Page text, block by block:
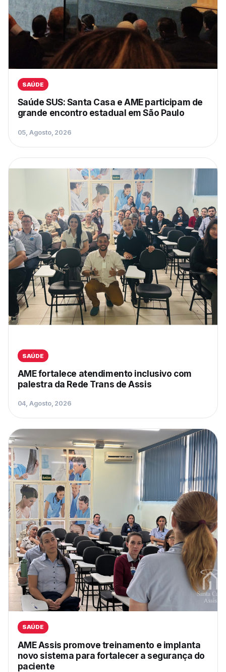
SAÚDE
Saúde SUS: Santa Casa e AME participam de
grande encontro estadual em São Paulo
05, Agosto, 2026
SAÚDE
AME fortalece atendimento inclusivo com
palestra da Rede Trans de Assis
04, Agosto, 2026
SAÚDE
AME Assis promove treinamento e implanta
novo sistema para fortalecer a segurança do
paciente